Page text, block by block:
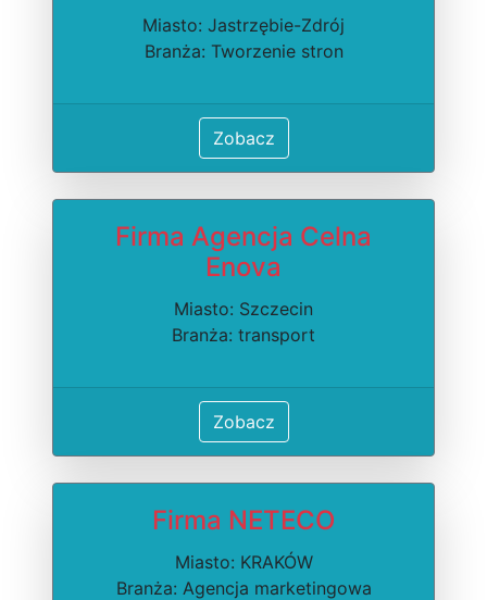
Miasto: Jastrzębie-Zdrój
Branża: Tworzenie stron
Zobacz
Firma Agencja Celna
Enova
Miasto: Szczecin
Branża: transport
Zobacz
Firma NETECO
Miasto: KRAKÓW
Branża: Agencja marketingowa